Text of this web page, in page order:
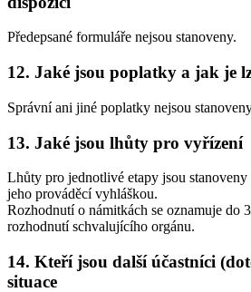
Předepsané formuláře nejsou stanoveny.
12. Jaké jsou poplatky a jak je
Správní ani jiné poplatky nejsou
13. Jaké jsou lhůty pro vyřízení
Lhůty pro jednotlivé etapy jsou stanoveny
jeho prováděcí vyhláškou.
Rozhodnutí o námitkách se oznamuje do
rozhodnutí schvalujícího orgánu.
14. Kteří jsou další účastníci
situace